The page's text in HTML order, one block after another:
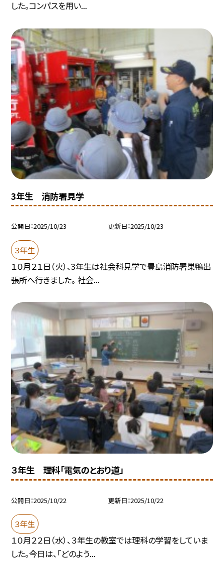
した。コンパスを用い...
3年生 消防署見学
公開日 2025/10/23 更新日 2025/10/23
３年生
１０月２１日（火）、3年生は社会科見学で豊島消防署巣鴨出
張所へ行きました。 社会...
３年生 理科「電気のとおり道」
公開日 2025/10/22 更新日 2025/10/22
３年生
１０月２２日（水）、３年生の教室では理科の学習をしていま
した。今日は、「どのよう...